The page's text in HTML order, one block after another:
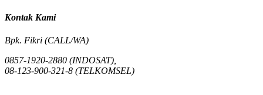
Kontak Kami
Bpk. Fikri (CALL/WA)
0857-1920-2880 (INDOSAT),
08-123-900-321-8 (TELKOMSEL)